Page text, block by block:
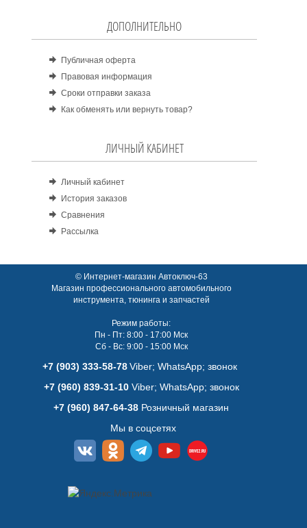
ДОПОЛНИТЕЛЬНО
Публичная оферта
Правовая информация
Сроки отправки заказа
Как обменять или вернуть товар?
ЛИЧНЫЙ КАБИНЕТ
Личный кабинет
История заказов
Сравнения
Рассылка
© Интернет-магазин Автоключ-63
Магазин профессионального автомобильного
инструмента, тюнинга и запчастей
Режим работы:
Пн - Пт: 8:00 - 17:00 Мск
Сб - Вс: 9:00 - 15:00 Мск
+7 (903) 333-58-78 Viber; WhatsАpp; звонок
+7 (960) 839-31-10Viber; WhatsАpp; звонок
+7 (960) 847-64-38 Розничный магазин
Мы в соцсетях